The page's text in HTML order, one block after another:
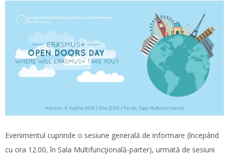
Evenimentul cuprinde o sesiune generală de informare (începând
cu ora 12.00, în Sala Multifuncţională-parter), urmată de sesiuni